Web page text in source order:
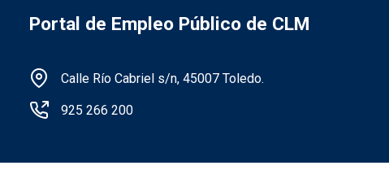
Portal de Empleo Público de CLM
Información de la institución
Calle Río Cabriel s/n, 45007 Toledo.
925 266 200